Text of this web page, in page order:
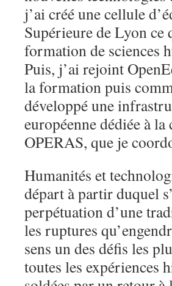
j’ai créé une cellule
Supérieure de Lyon ce
formation de sciences
Puis, j’ai rejoint
la formation puis
développé une
européenne dédiée à
OPERAS, que je
Humanités et
départ à partir duquel
perpétuation d’une
les ruptures
sens un des défis les
toutes les expériences